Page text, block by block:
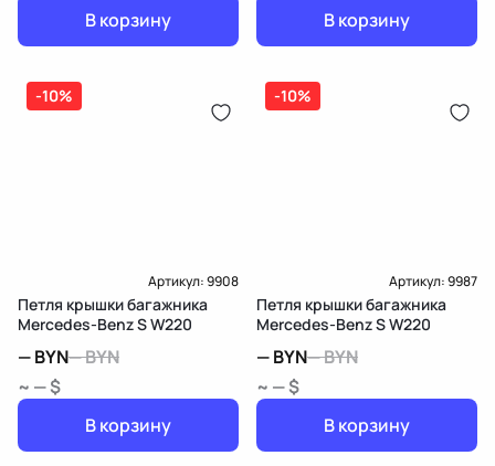
В корзину
В корзину
-10%
Артикул:9908
Петля крышки багажника
Mercedes-Benz S W220
—BYN—BYN
~ — $
В корзину
-10%
Артикул:9987
Петля крышки багажника
Mercedes-Benz S W220
—BYN—BYN
~ — $
В корзину